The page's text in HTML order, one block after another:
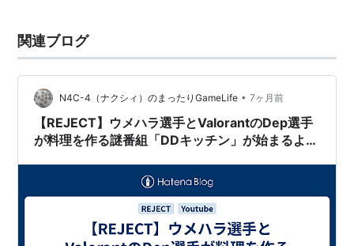
関連ブログ
N4C-4（ナクシィ）のまったりGameLife • 7ヶ月前
【REJECT】ウメハラ選手とValorantのDep選手
が料理を作る謎番組「DDキッチン」が始まるよう